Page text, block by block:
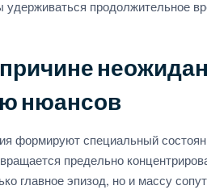
удерживаться продолжительное
нюансов
формируют специальный
предельно
главное эпизод, но и массу